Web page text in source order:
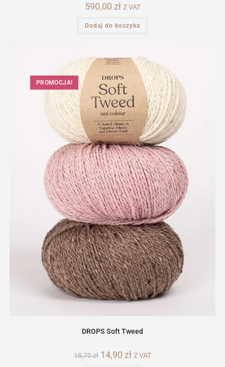
590,00 zł Z VAT
Dodaj do koszyka
PROMOCJA!
DROPS Soft Tweed
18,70zł Pierwotna
cena
14,90 złAktualna
cena
Z VAT